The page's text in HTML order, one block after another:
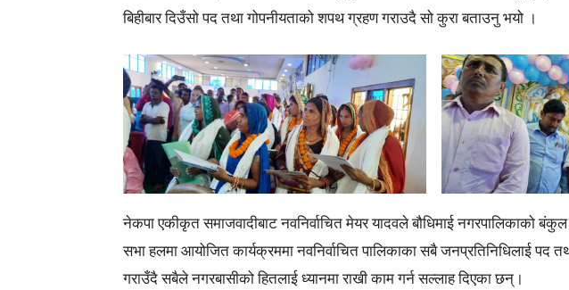
बिहीबार दिउँसो पद तथा गोपनीयताको शपथ ग्रहण गराउदै सो कुरा बताउनु भयो ।
नेकपा एकीकृत समाजवादीबाट नवनिर्वाचित मेयर यादवले बौधिमाई नगरपालिकाको
सभा हलमा आयोजित कार्यक्रममा नवनिर्वाचित पालिकाका सबै जनप्रतिनिधिलाई पद
गराउँदै सबैले नगरबासीको हितलाई ध्यानमा राखी काम गर्न सल्लाह दिएका छन्।